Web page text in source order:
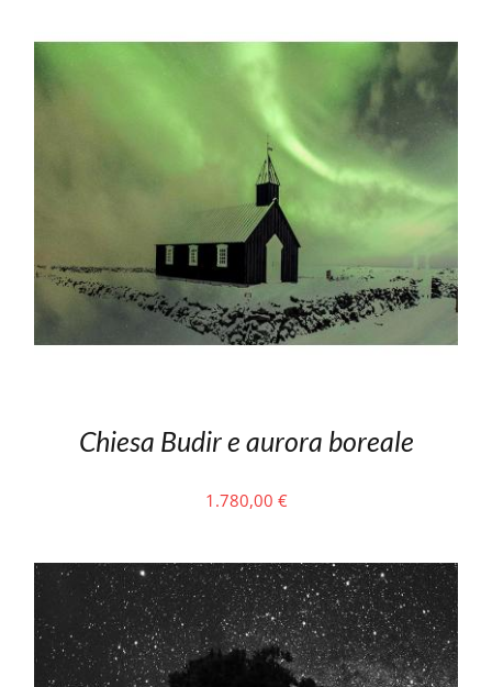
Chiesa Budir e aurora boreale
1.780,00 €